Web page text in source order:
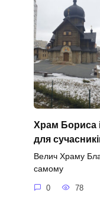
Храм Бориса і
для
Велич Храму
самому
0 78